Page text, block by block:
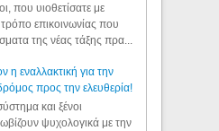
που υιοθετίσατε με
επικοινωνίας που
της νέας τάξης πρα...
η εναλλακτική για την
προς την ελευθερία!
και ξένοι
ψυχολογικά με την